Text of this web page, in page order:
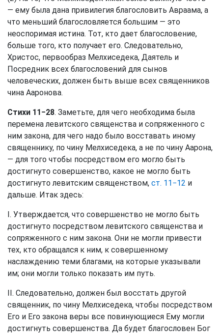
— ему была дана привилегия благословить Авраама, а
что меньший благословляется большим — это
неоспоримая истина. Тот, кто дает благословение,
больше того, кто получает его. Следовательно,
Христос, первообраз Мелхиседека, Даятель и
Посредник всех благословений для сынов
человеческих, должен быть выше всех священников
чина Ааронова.
Стихи 11−28. Заметьте, для чего необходима была
перемена левитского священства и сопряженного с
ним закона, для чего надо было восставать иному
священнику, по чину Мелхиседека, а не по чину Аарона,
— для того чтобы посредством его могло быть
достигнуто совершенство, какое не могло быть
достигнуто левитским священством, ст. 11−12 и
дальше. Итак здесь:
I. Утверждается, что совершенство не могло быть
достигнуто посредством левитского священства и
сопряженного с ним закона. Они не могли привести
тех, кто обращался к ним, к совершенному
наслаждению теми благами, на которые указывали
им; они могли только показать им путь.
II. Следовательно, должен был восстать другой
священник, по чину Мелхиседека, чтобы посредством
Его и Его закона веры все повинующиеся Ему могли
достигнуть совершенства. Да будет благословен Бог